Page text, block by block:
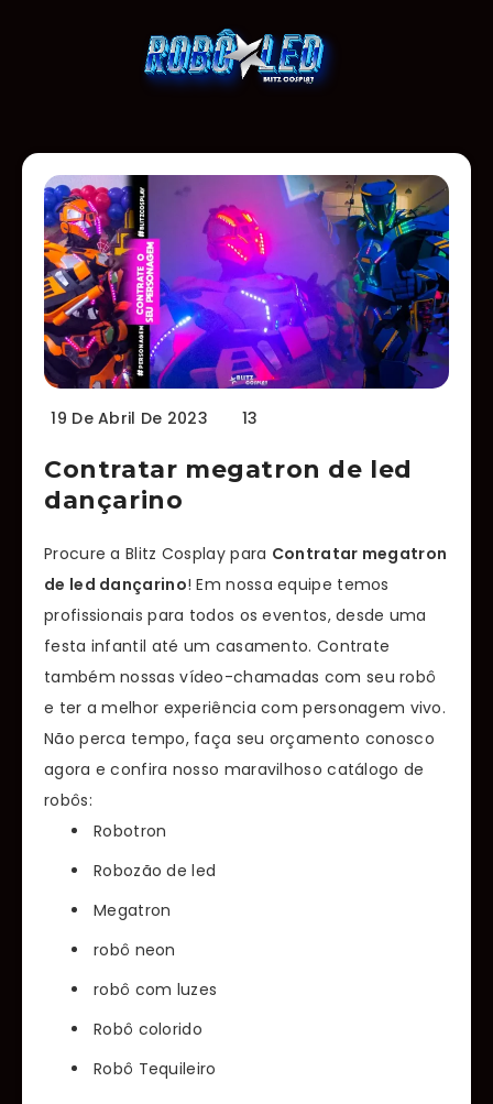
19 De Abril De 2023 13
Contratar megatron de led
dançarino
Procure a Blitz Cosplay para Contratar megatron
de led dançarino! Em nossa equipe temos
profissionais para todos os eventos, desde uma
festa infantil até um casamento. Contrate
também nossas vídeo-chamadas com seu robô
e ter a melhor experiência com personagem vivo.
Não perca tempo, faça seu orçamento conosco
agora e confira nosso maravilhoso catálogo de
robôs:
Robotron
Robozão de led
Megatron
robô neon
robô com luzes
Robô colorido
Robô Tequileiro